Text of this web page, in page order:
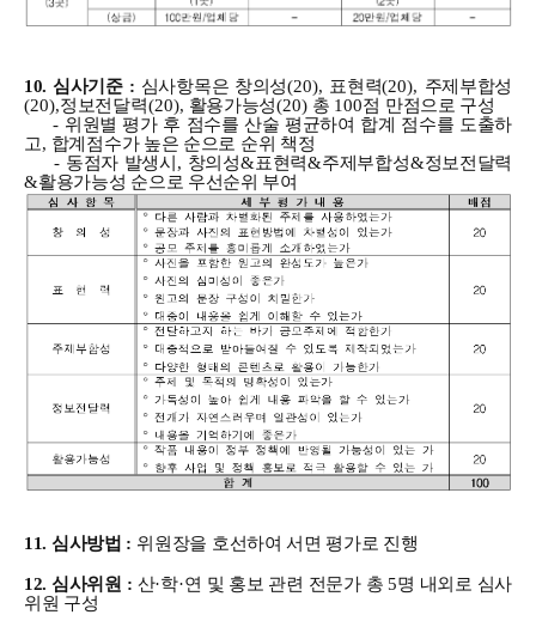
10. 심사기준 : 심사항목은 창의성(20), 표현력(20), 주제부합성
(20),정보전달력(20), 활용가능성(20) 총 100점 만점으로 구성
- 위원별 평가 후 점수를 산술 평균하여 합계 점수를 도출하
고, 합계점수가 높은 순으로 순위 책정
- 동점자 발생시 , 창의성&표현력&주제부합성&정보전달력
&활용가능성 순으로 우선순위 부여
11. 심사방법 : 위원장을 호선하여 서면 평가로 진행
12. 심사위원 : 산·학·연 및 홍보 관련 전문가 총5명 내외로 심사
위원 구성